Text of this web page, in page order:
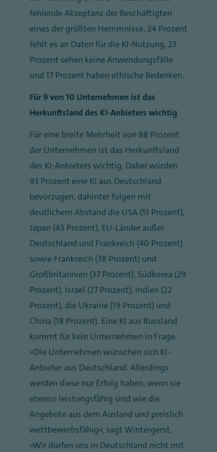
fehlende Akzeptanz der Beschäftigten
eines der größten Hemmnisse, 24 Prozent
fehlt es an Daten für die KI-Nutzung, 23
Prozent sehen keine Anwendungsfälle
und 17 Prozent haben ethische Bedenken.
Für 9 von 10 Unternehmen ist das
Herkunftsland des KI-Anbieters wichtig
Für eine breite Mehrheit von 88 Prozent
der Unternehmen ist das Herkunftsland
des KI-Anbieters wichtig. Dabei würden
93 Prozent eine KI aus Deutschland
bevorzugen, dahinter folgen mit
deutlichem Abstand die USA (51 Prozent),
Japan (43 Prozent), EU-Länder außer
Deutschland und Frankreich (40 Prozent)
sowie Frankreich (38 Prozent) und
Großbritannien (37 Prozent), Südkorea (29
Prozent), Israel (27 Prozent), Indien (22
Prozent), die Ukraine (19 Prozent) und
China (18 Prozent). Eine KI aus Russland
kommt für kein Unternehmen in Frage.
„Die Unternehmen wünschen sich KI-
Anbieter aus Deutschland. Allerdings
werden diese nur Erfolg haben, wenn sie
ebenso leistungsfähig sind wie die
Angebote aus dem Ausland und preislich
wettbewerbsfähig“, sagt Wintergerst.
„Wir dürfen uns in Deutschland nicht mit